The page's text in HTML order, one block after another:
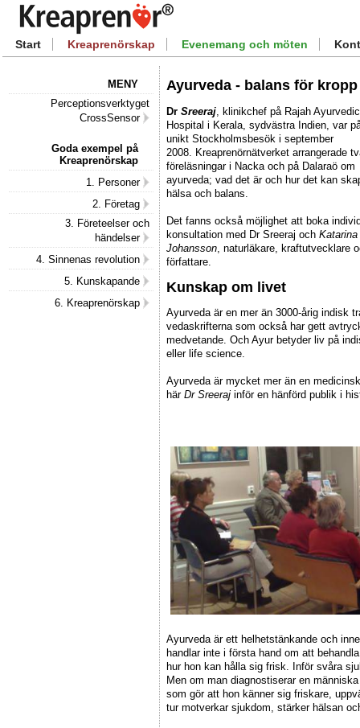
Start Kreaprenörskap Evenemang och möten
MENY
Perceptionsverktyget
CrossSensor
Goda exempel på
Kreaprenörskap
1. Personer
2. Företag
3. Företeelser och
händelser
4. Sinnenas revolution
5. Kunskapande
6. Kreaprenörskap
Ayurveda - balans för
Dr Sreeraj , klinikchef på Rajah Ayurvedic
Hospital i Kerala, sydvästra Indien, var
unikt Stockholmsbesök i september
2008. Kreaprenörnätverket arrangerade
föreläsningar i Nacka och på Dalaraö om
ayurveda; vad det är och hur det kan
hälsa och balans.
Det fanns också möjlighet att boka
konsultation med Dr Sreeraj och Katarina
Johansson , naturläkare, kraftutvecklare
författare.
Kunskap om livet
Ayurveda är en mer än 3000-årig indisk
vedaskrifterna som också har gett
medvetande. Och Ayur betyder liv på
eller life science.
Ayurveda är mycket mer än en
här Dr Sreeraj inför en hänförd publik i
Ayurveda är ett helhetstänkande och
handlar inte i första hand om att
hur hon kan hålla sig frisk. Inför svåra
Men om man diagnostiserar en
som gör att hon känner sig friskare,
tur motverkar sjukdom, stärker hälsan